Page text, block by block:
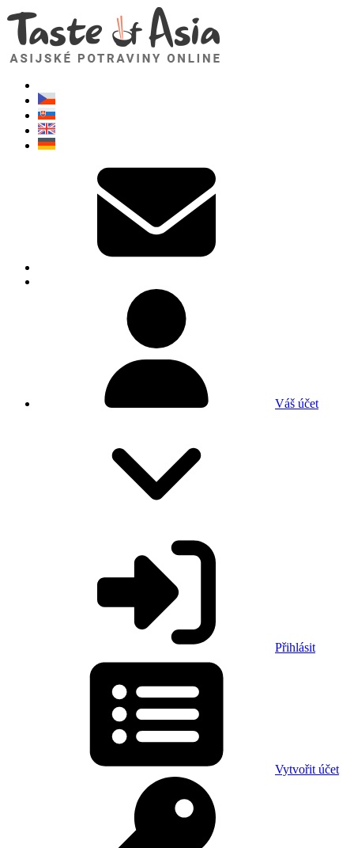
Váš účet
Přihlásit
Vytvořit účet
TasteOfAsia.cz
Neváhejte se zeptat. Jsem tady pro vás!